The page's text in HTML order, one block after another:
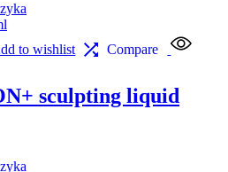
to wishlist Compare
sculpting liquid